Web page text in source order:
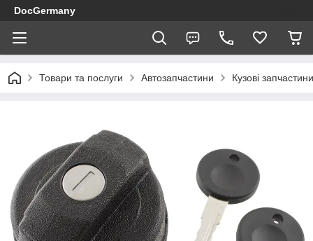
DocGermany
Товари та послуги Автозапчастини Кузові запчастини